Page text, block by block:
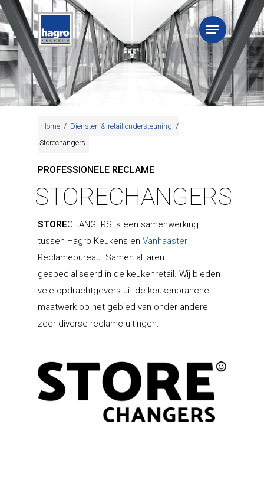
Home / Diensten & retail ondersteuning /
Storechangers
PROFESSIONELE RECLAME
STORECHANGERS
STORECHANGERS is een samenwerking
tussen Hagro Keukens en Vanhaaster
Reclamebureau. Samen al jaren
gespecialiseerd in de keukenretail. Wij bieden
vele opdrachtgevers uit de keukenbranche
maatwerk op het gebied van onder andere
zeer diverse reclame-uitingen.